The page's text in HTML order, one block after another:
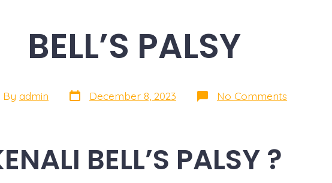
BELL’S PALSY
By admin Post
date
December 8, 2023 No Comments
BELL’S
BELL’S PALSY ?